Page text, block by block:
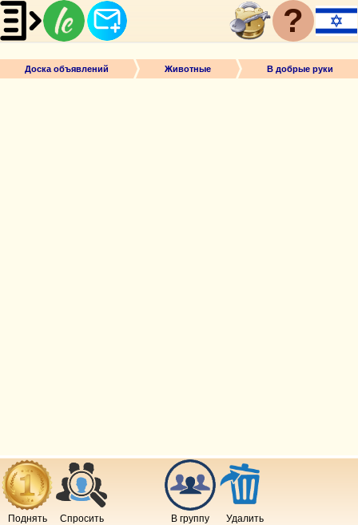
?
Доска объявлений Животные В добрые руки
Поднять Спросить В группу
Удалить